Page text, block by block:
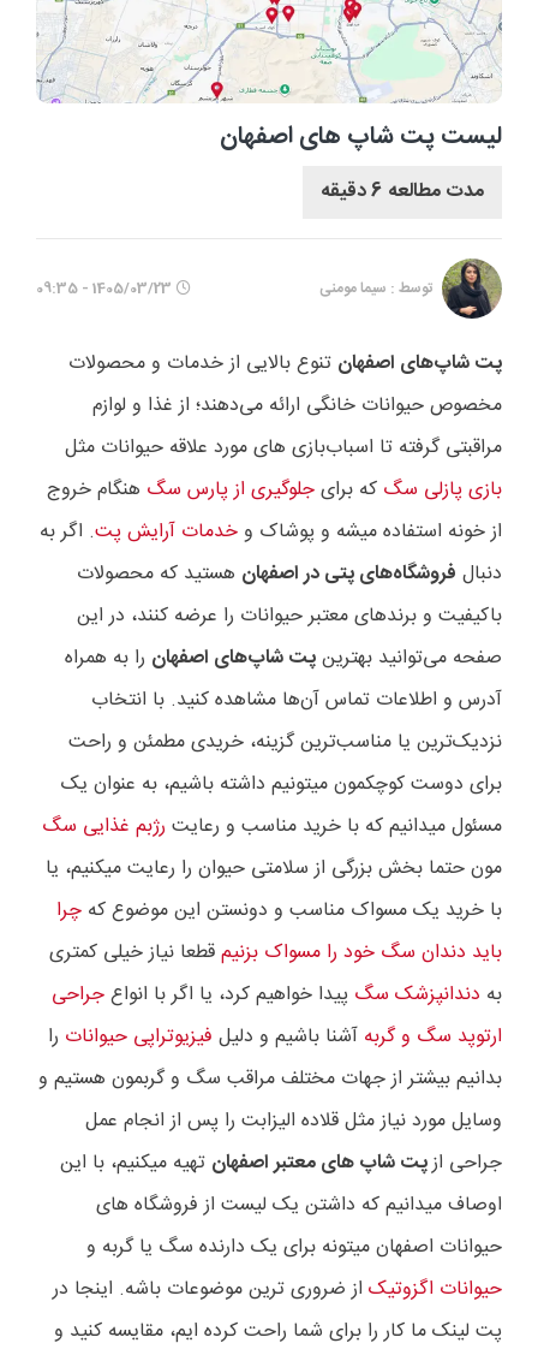
لیست پت شاپ های اصفهان
مدت مطالعه 6 دقیقه
توسط : سیما مومنی 1405/03/23 - 09:35
پت شاپ‌های اصفهان تنوع بالایی از خدمات و محصولات
مخصوص حیوانات خانگی ارائه می‌دهند؛ از غذا و لوازم
مراقبتی گرفته تا اسباب‌بازی های مورد علاقه حیوانات مثل
بازی پازلی سگ که برایجلوگیری از پارس سگ هنگام خروج
از خونه استفاده میشه و پوشاک وخدمات آرایش پت. اگر به
دنبال فروشگاه‌های پتی در اصفهان هستید که محصولات
باکیفیت و برندهای معتبر حیوانات را عرضه کنند، در این
صفحه می‌توانید بهترینپت شاپ‌های اصفهان را به همراه
آدرس و اطلاعات تماس آن‌ها مشاهده کنید. با انتخاب
نزدیک‌ترین یا مناسب‌ترین گزینه، خریدی مطمئن و راحت
برای دوست کوچکمون میتونیم داشته باشیم، به عنوان یک
مسئول میدانیم که با خرید مناسب و رعایت رژبم غذایی سگ
مون حتما بخش بزرگی از سلامتی حیوان را رعایت میکنیم، یا
با خرید یک مسواک مناسب و دونستن این موضوع که چرا
باید دندان سگ خود را مسواک بزنیمقطعا نیاز خیلی کمتری
به دندانپزشک سگ پیدا خواهیم کرد، یا اگر با انواعجراحی
ارتوپد سگ و گربه آشنا باشیم و دلیل فیزیوتراپی حیوانات را
بدانیم بیشتر از جهات مختلف مراقب سگ و گربمون هستیم و
وسایل مورد نیاز مثل قلاده الیزابت را پس از انجام عمل
جراحی ازپت شاپ های معتبر اصفهان تهیه میکنیم، با این
اوصاف میدانیم که داشتن یک لیست از فروشگاه های
حیوانات اصفهان میتونه برای یک دارنده سگ یا گربه و
حیوانات اگزوتیک از ضروری ترین موضوعات باشه. اینجا در
پت لینک ما کار را برای شما راحت کرده ایم، مقایسه کنید و